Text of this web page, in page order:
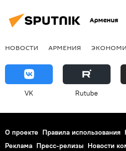
Армения
НОВОСТИ АРМЕНИЯ
VK Rutube
О проекте Правила использования
Реклама Пресс-релизы Новости